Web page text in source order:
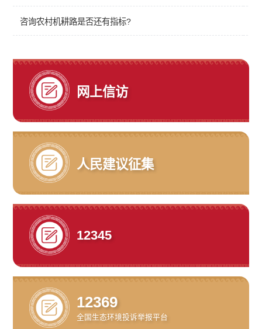
咨询农村机耕路是否还有指标?
网上信访
人民建议征集
12345
12369
全国生态环境投诉举报平台